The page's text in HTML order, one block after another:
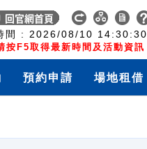
間 : 2026/08/10 14:30:30
按F5取得最新時間及活動資訊
預約申請 場地租借